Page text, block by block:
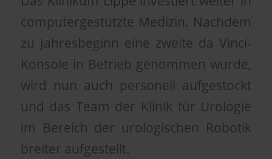
computergestützte Medizin. Nachdem
zu Jahresbeginn eine zweite da Vinci-
Konsole in Betrieb genommen wurde,
wird nun auch personell aufgestockt
und das Team der Klinik für Urologie
im Bereich der urologischen Robotik
breiter aufgestellt.